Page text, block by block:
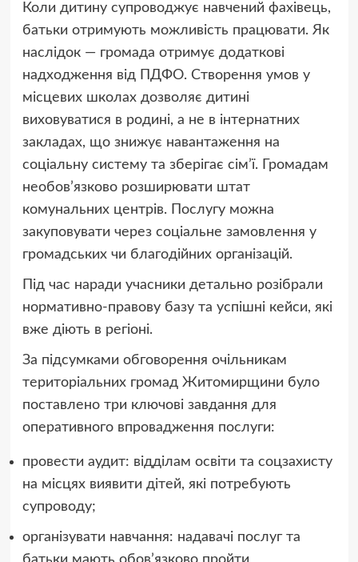
Коли дитину супроводжує навчений фахівець,
батьки отримують можливість працювати. Як
наслідок — громада отримує додаткові
надходження від ПДФО. Створення умов у
місцевих школах дозволяє дитині
виховуватися в родині, а не в інтернатних
закладах, що знижує навантаження на
соціальну систему та зберігає сім’ї. Громадам
необов’язково розширювати штат
комунальних центрів. Послугу можна
закуповувати через соціальне замовлення у
громадських чи благодійних організацій.
Під час наради учасники детально розібрали
нормативно-правову базу та успішні кейси, які
вже діють в регіоні.
За підсумками обговорення очільникам
територіальних громад Житомирщини було
поставлено три ключові завдання для
оперативного впровадження послуги:
провести аудит: відділам освіти та соцзахисту
на місцях виявити дітей, які потребують
супроводу;
організувати навчання: надавачі послуг та